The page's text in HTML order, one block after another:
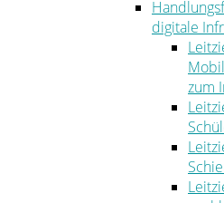
digitale
zum